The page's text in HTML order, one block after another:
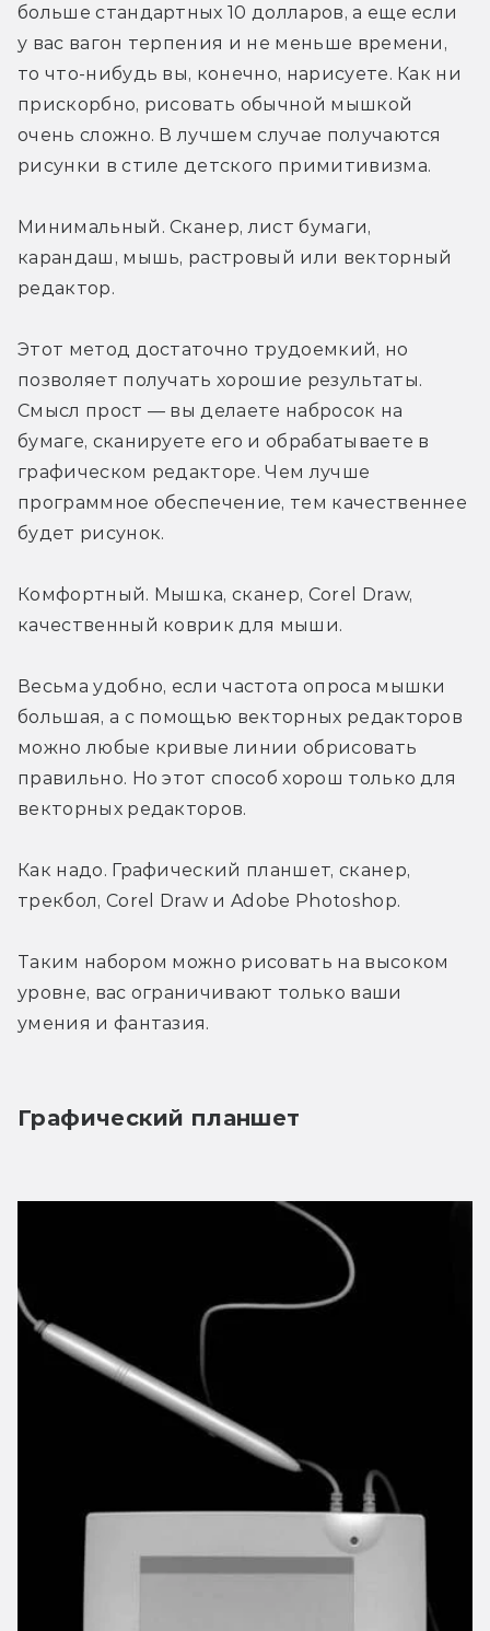
больше стандартных 10 долларов, а еще если
у вас вагон терпения и не меньше времени,
то что-нибудь вы, конечно, нарисуете. Как ни
прискорбно, рисовать обычной мышкой
очень сложно. В лучшем случае получаются
рисунки в стиле детского примитивизма.
Минимальный. Сканер, лист бумаги,
карандаш, мышь, растровый или векторный
редактор.
Этот метод достаточно трудоемкий, но
позволяет получать хорошие результаты.
Смысл прост — вы делаете набросок на
бумаге, сканируете его и обрабатываете в
графическом редакторе. Чем лучше
программное обеспечение, тем качественнее
будет рисунок.
Комфортный. Мышка, сканер, Corel Draw,
качественный коврик для мыши.
Весьма удобно, если частота опроса мышки
большая, а с помощью векторных редакторов
можно любые кривые линии обрисовать
правильно. Но этот способ хорош только для
векторных редакторов.
Как надо. Графический планшет, сканер,
трекбол, Corel Draw и Adobe Photoshop.
Таким набором можно рисовать на высоком
уровне, вас ограничивают только ваши
умения и фантазия.
Графический планшет